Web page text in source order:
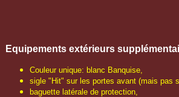
Equipements extérieurs
Couleur unique: blanc Banquise,
sigle "Hit" sur les portes avant (mais pas
baguette latérale de protection,